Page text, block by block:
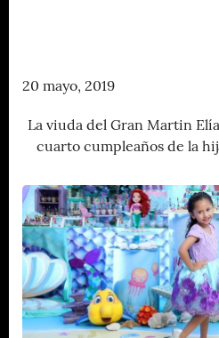
20 mayo, 2019
La viuda del Gran Martin
cuarto cumpleaños de la